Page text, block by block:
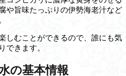
や旨味たっぷりの伊勢海老汁など
しむことができるので、誰にも気
できます。
の基本情報